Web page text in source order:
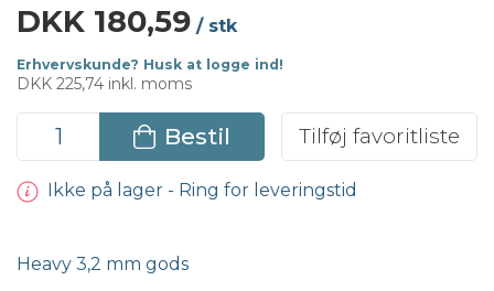
DKK 180,59 / stk
Erhvervskunde? Husk at logge ind!
DKK 225,74 inkl. moms
Bestil Tilføj favoritliste
Ikke på lager - Ring for leveringstid
Heavy 3,2 mm gods